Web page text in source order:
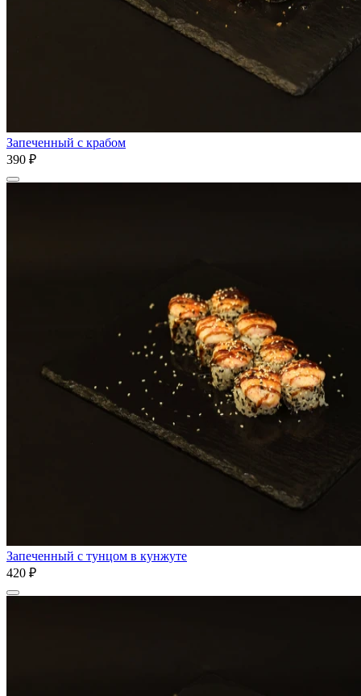
Запеченный с крабом
390 ₽
Запеченный с тунцом в кунжуте
420 ₽